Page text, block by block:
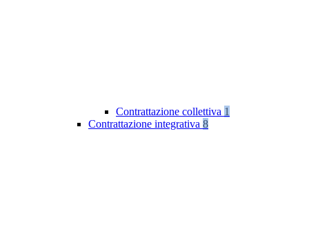
Contrattazione collettiva 1
Contrattazione integrativa 8